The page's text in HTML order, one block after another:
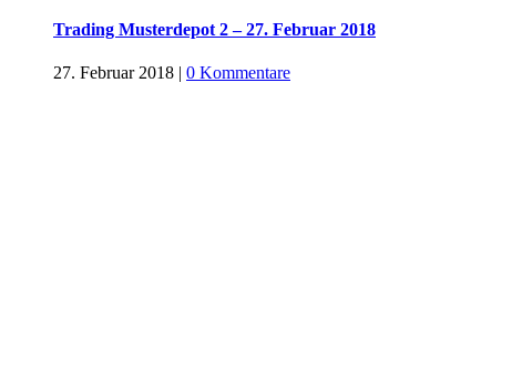
Trading Musterdepot 2 – 27. Februar 2018
27. Februar 2018 | 0 Kommentare